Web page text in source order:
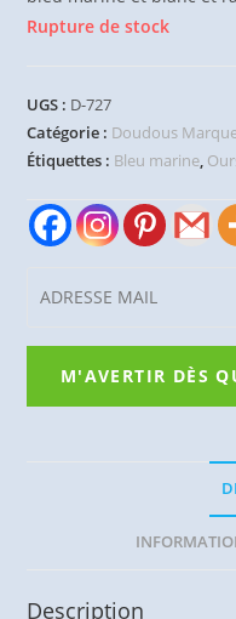
Rupture de stock
UGS : D-727
Catégorie : Doudous
Étiquettes : Bleu marine,
Description